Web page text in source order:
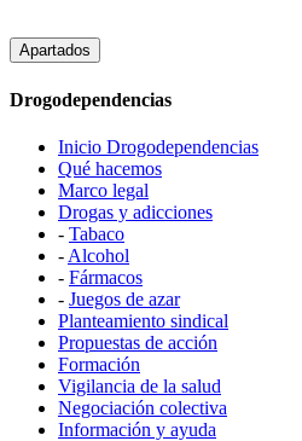
Apartados
Drogodependencias
Inicio Drogodependencias
Qué hacemos
Marco legal
Drogas y adicciones
- Tabaco
- Alcohol
- Fármacos
- Juegos de azar
Planteamiento sindical
Propuestas de acción
Formación
Vigilancia de la salud
Negociación colectiva
Información y ayuda